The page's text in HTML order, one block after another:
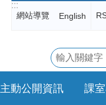
:::
網站導覽 English
主動公開資訊 課